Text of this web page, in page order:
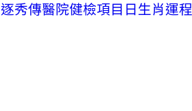
逐秀傳醫院健檢項目日生肖運程